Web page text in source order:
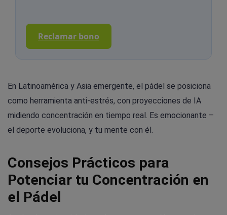
Reclamar bono
En Latinoamérica y Asia emergente, el pádel se posiciona
como herramienta anti-estrés, con proyecciones de IA
midiendo concentración en tiempo real. Es emocionante –
el deporte evoluciona, y tu mente con él.
Consejos Prácticos para
Potenciar tu Concentración en
el Pádel